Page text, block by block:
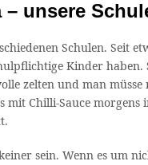
unsere
Schulen. Seit
Kinder
zelten und man
mit Chilli-Sauce
sein. Wenn es um